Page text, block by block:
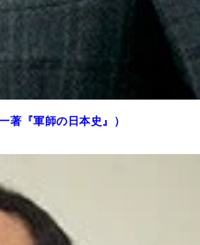
著『軍師の日本史』）